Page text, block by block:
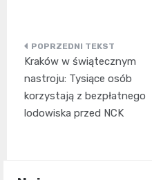
Nawigacja
wpisu
Kraków w świątecznym
nastroju: Tysiące osób
korzystają z bezpłatnego
lodowiska przed NCK